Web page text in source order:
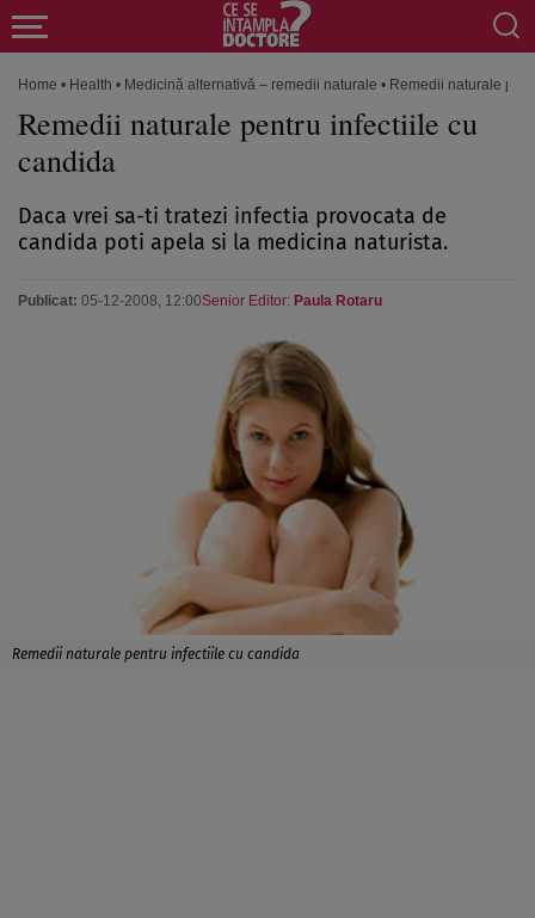
Home • Health • Medicină alternativă – remedii naturale • Remedii naturale
Remedii naturale pentru infectiile cu
candida
Daca vrei sa-ti tratezi infectia provocata de
candida poti apela si la medicina naturista.
Publicat: 05-12-2008, 12:00Senior Editor: Paula Rotaru
Remedii naturale pentru infectiile cu candida